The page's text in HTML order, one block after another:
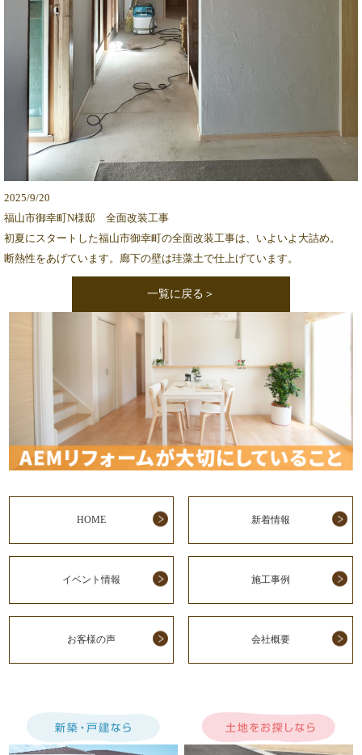
2025/9/20
福山市御幸町N様邸 全面改装工事
初夏にスタートした福山市御幸町の全面改装工事は、いよいよ大詰め。
断熱性をあげています。廊下の壁は珪藻土で仕上げています。
一覧に戻る＞
HOME 新着情報
イベント情報 施工事例
お客様の声 会社概要